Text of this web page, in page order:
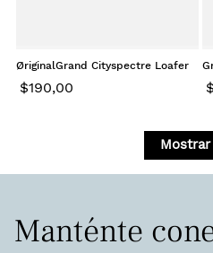
ØriginalGrand Cityspectre Loafer
$190,00 $
Mostrar
Manténte